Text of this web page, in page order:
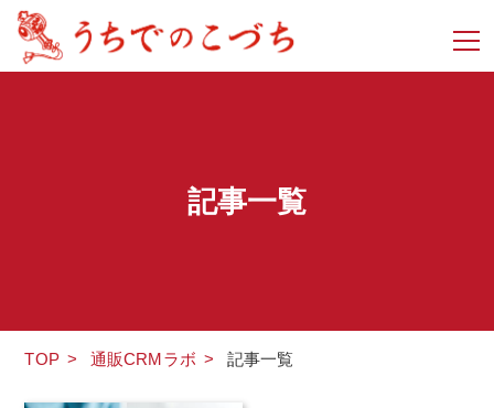
記事一覧
TOP > 通販CRMラボ > 記事一覧